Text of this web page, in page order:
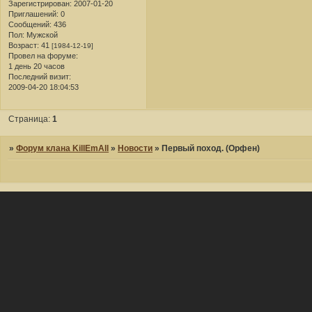
Зарегистрирован: 2007-01-20
Приглашений: 0
Сообщений: 436
Пол: Мужской
Возраст: 41 [1984-12-19]
Провел на форуме:
1 день 20 часов
Последний визит:
2009-04-20 18:04:53
Страница:1
»Форум клана KillEmAll » Новости » Первый поход. (Орфен)